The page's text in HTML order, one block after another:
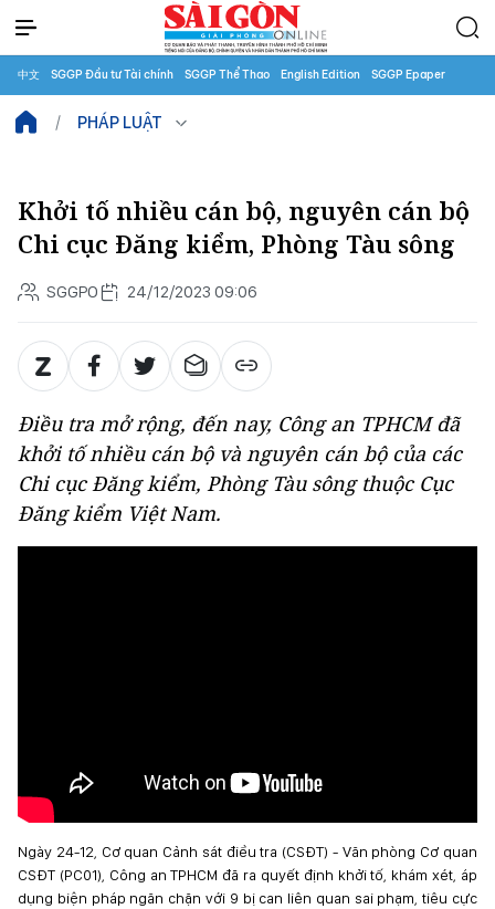
中文 SGGP Đầu tư Tài chính SGGP Thể Thao English Edition SGGP Epaper
PHÁP LUẬT
Khởi tố nhiều cán bộ, nguyên cán bộ
Chi cục Đăng kiểm, Phòng Tàu sông
SGGPO 24/12/2023 09:06
Điều tra mở rộng, đến nay, Công an TPHCM đã
khởi tố nhiều cán bộ và nguyên cán bộ của các
Chi cục Đăng kiểm, Phòng Tàu sông thuộc Cục
Đăng kiểm Việt Nam.
Ngày 24-12, Cơ quan Cảnh sát điều tra (CSĐT) - Văn phòng Cơ quan
CSĐT (PC01), Công an TPHCM đã ra quyết định khởi tố, khám xét, áp
dụng biện pháp ngăn chặn với 9 bị can liên quan sai phạm, tiêu cực